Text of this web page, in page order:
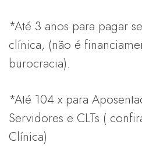
*Até 3 anos para pagar
clínica, (não é
burocracia).
*Até 104 x para
Servidores e CLTs (
Clínica)